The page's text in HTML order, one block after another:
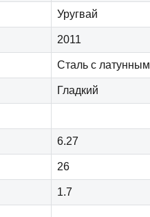
Уругвай
2011
Сталь с
Гладкий
6.27
26
1.7